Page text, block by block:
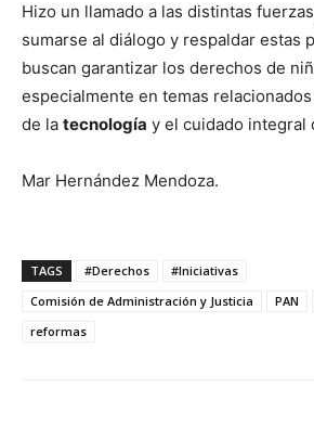
Hizo un llamado a las distintas
sumarse al diálogo y respaldar estas
buscan garantizar los derechos de
especialmente en temas
de la tecnología y el cuidado integral
Mar Hernández Mendoza.
TAGS #Derechos
#Iniciativas
Comisión de Administración y Justicia
PAN
reformas